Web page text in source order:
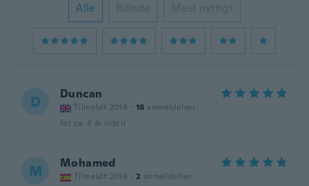
Alle Billede Mest nyttigt
D Duncan
Tilmeldt 2016 · 16 anmeldelser
for ca. 4 år siden
M Mohamed
Tilmeldt 2016 · 2 anmeldelser